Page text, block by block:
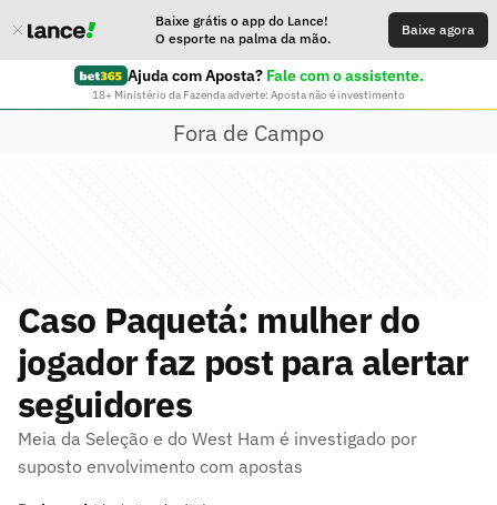
Baixe grátis o app do Lance!
O esporte na palma da mão.
Baixe agora
Ajuda com Aposta? Fale com o assistente.
18+ Ministério da Fazenda adverte: Aposta não é investimento
Fora de Campo
Caso Paquetá: mulher do
jogador faz post para alertar
seguidores
Meia da Seleção e do West Ham é investigado por
suposto envolvimento com apostas